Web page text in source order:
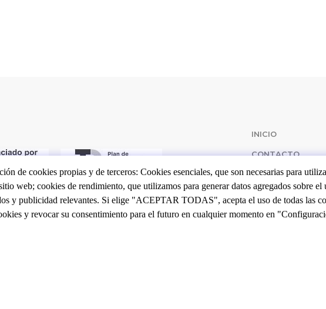
de cookies propias y de terceros: Cookies esenciales, que son necesarias para
web; cookies de rendimiento, que utilizamos para generar datos agregados sobre
y publicidad relevantes. Si elige "ACEPTAR TODAS", acepta el uso de todas las
y revocar su consentimiento para el futuro en cualquier momento en
INICIO
CONTACTO
EVENTOS